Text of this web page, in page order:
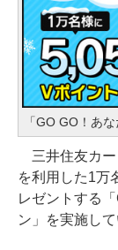
「GO GO！あ
三井住友カー
を利用した1万
レゼントする
ン」を実施し